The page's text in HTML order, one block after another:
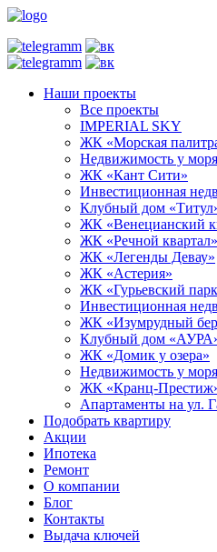
Наши проекты
Все проекты
IMPERIAL SKY
ЖК «Морская
Недвижимость у
ЖК «Кант Сити»
Инвестиционная
Клубный дом
ЖК «Венецианский
ЖК «Речной квартал»
ЖК «Легенды Девау»
ЖК «Астерия»
ЖК «Гурьевский
Инвестиционная
ЖК «Изумрудный
Клубный дом
ЖК «Домик у озера»
Недвижимость у
ЖК «Кранц-
Апартаменты на ул.
Подобрать квартиру
Акции
Ипотека
Ремонт
О компании
Блог
Контакты
Выдача ключей